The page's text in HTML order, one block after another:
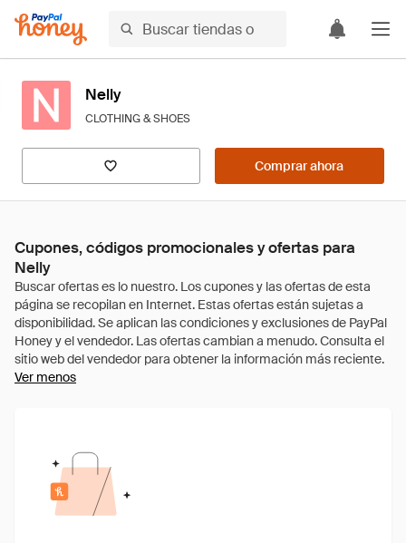
Nelly
CLOTHING & SHOES
Comprar ahora
Cupones, códigos promocionales y ofertas para
Nelly
Ver menos